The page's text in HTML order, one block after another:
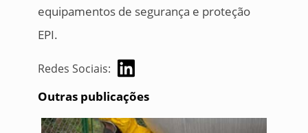
equipamentos de segurança e proteção
EPI.
Redes Sociais:
Outras publicações